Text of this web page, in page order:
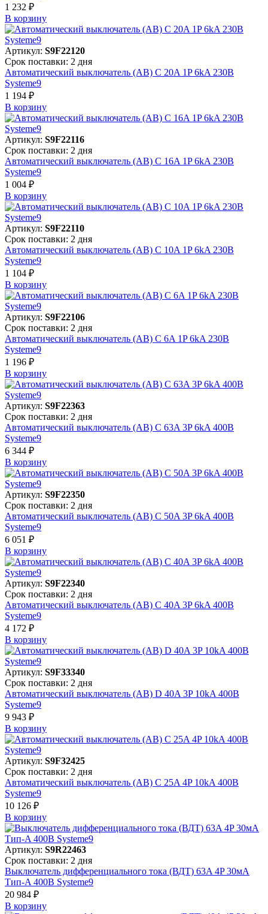
1 232 ₽
В корзинy
Артикул: S9F22120
Срок поставки: 2 дня
Автоматический выключатель (АВ) C 20A 1P 6kA 230В
Systeme9
1 194 ₽
В корзинy
Артикул: S9F22116
Срок поставки: 2 дня
Автоматический выключатель (АВ) C 16A 1P 6kA 230В
Systeme9
1 004 ₽
В корзинy
Артикул: S9F22110
Срок поставки: 2 дня
Автоматический выключатель (АВ) C 10A 1P 6kA 230В
Systeme9
1 104 ₽
В корзинy
Артикул: S9F22106
Срок поставки: 2 дня
Автоматический выключатель (АВ) C 6A 1P 6kA 230В
Systeme9
1 196 ₽
В корзинy
Артикул: S9F22363
Срок поставки: 2 дня
Автоматический выключатель (АВ) C 63A 3P 6kA 400В
Systeme9
6 344 ₽
В корзинy
Артикул: S9F22350
Срок поставки: 2 дня
Автоматический выключатель (АВ) C 50A 3P 6kA 400В
Systeme9
6 051 ₽
В корзинy
Артикул: S9F22340
Срок поставки: 2 дня
Автоматический выключатель (АВ) C 40A 3P 6kA 400В
Systeme9
4 172 ₽
В корзинy
Артикул: S9F33340
Срок поставки: 2 дня
Автоматический выключатель (АВ) D 40A 3P 10kA 400В
Systeme9
9 943 ₽
В корзинy
Артикул: S9F32425
Срок поставки: 2 дня
Автоматический выключатель (АВ) C 25A 4P 10kA 400В
Systeme9
10 126 ₽
В корзинy
Артикул: S9R22463
Срок поставки: 2 дня
Выключатель дифференциального тока (ВДТ) 63A 4P 30мА
Тип-A 400В Systeme9
20 984 ₽
В корзинy